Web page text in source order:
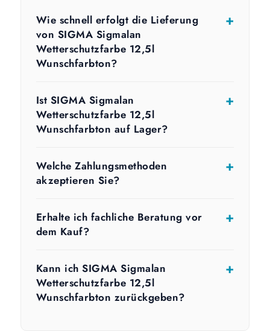
Wie schnell erfolgt die Lieferung
von SIGMA Sigmalan
Wetterschutzfarbe 12,5l
Wunschfarbton?
Ist SIGMA Sigmalan
Wetterschutzfarbe 12,5l
Wunschfarbton auf Lager?
Welche Zahlungsmethoden
akzeptieren Sie?
Erhalte ich fachliche Beratung vor
dem Kauf?
Kann ich SIGMA Sigmalan
Wetterschutzfarbe 12,5l
Wunschfarbton zurückgeben?